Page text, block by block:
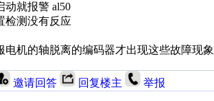
动就报警 al50
检测没有反应
电机的轴脱离的编码器才出现这些故障现象
邀请回答 回复楼主 举报